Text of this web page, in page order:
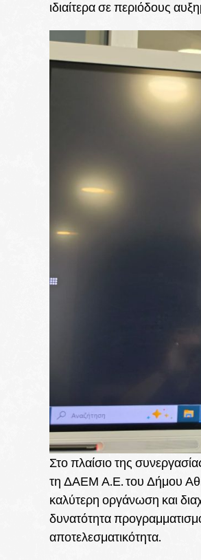
ιδιαίτερα σε περιόδους
Στο πλαίσιο της
τη ΔΑΕΜ Α.Ε. του Δήμου
καλύτερη οργάνωση και
δυνατότητα
αποτελεσματικότητα.